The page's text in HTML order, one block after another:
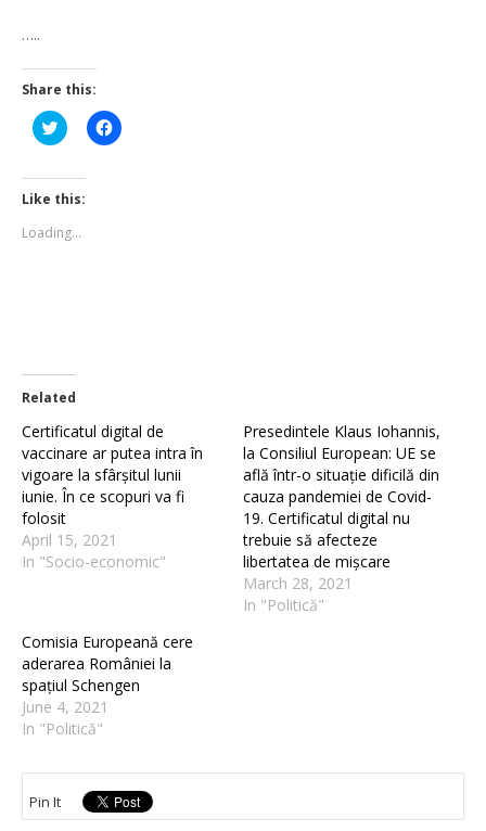
…..
Share this:
Click
to
Twitter
(Opens
in
window)
Click
to
Like this:
Loading...
Related
Certificatul digital de
vaccinare ar putea intra în
vigoare la sfârșitul lunii
iunie. În ce scopuri va fi
folosit
April 15, 2021
In "Socio-economic"
Presedintele Klaus Iohannis,
la Consiliul European: UE se
află într-o situație dificilă din
cauza pandemiei de Covid-
19. Certificatul digital nu
trebuie să afecteze
libertatea de mișcare
March 28, 2021
In "Politică"
Comisia Europeană cere
aderarea României la
spațiul Schengen
June 4, 2021
In "Politică"
Pin It